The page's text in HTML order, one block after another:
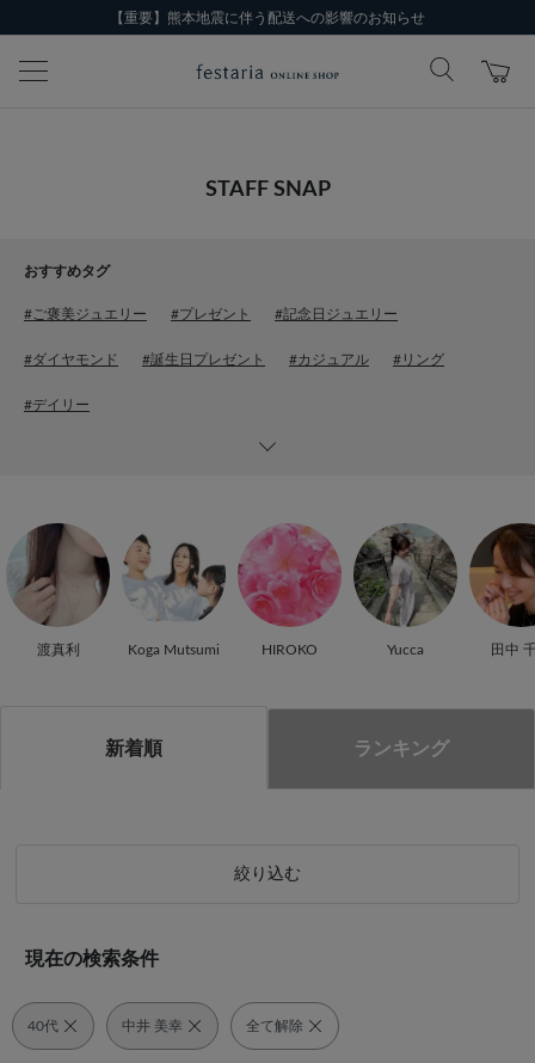
【重要】熊本地震に伴う配送への影響のお知らせ
STAFF SNAP
おすすめタグ
#ご褒美ジュエリー #プレゼント #記念日ジュエリー
#ダイヤモンド #誕生日プレゼント #カジュアル #リング
#デイリー
渡真利 Koga Mutsumi HIROKO Yucca 田中
新着順 ランキング
絞り込む
現在の検索条件
40代 中井 美幸 全て解除